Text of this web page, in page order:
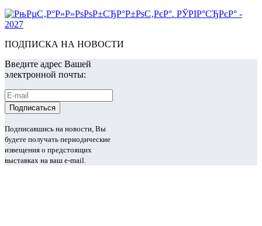
ПОДПИСКА НА НОВОСТИ
Введите адрес Вашей
электронной почты:
Подписавшись на новости, Вы
будете получать периодические
извещения о предстоящих
выставках на ваш e-mail.